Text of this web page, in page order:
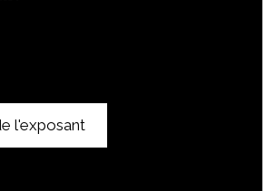
l'exposant